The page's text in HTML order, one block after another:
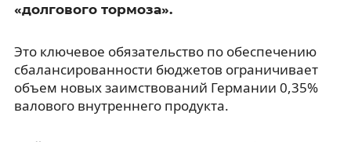
«долгового тормоза».
Это ключевое обязательство по обеспечению
сбалансированности бюджетов ограничивает
объем новых заимствований Германии 0,35%
валового внутреннего продукта.